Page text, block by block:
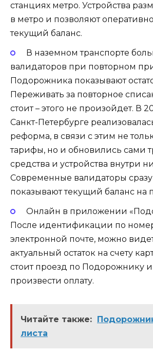
станциях метро. Устройства
в метро и позволяют
текущий баланс.
В наземном транспорте
валидаторов при повторном
Подорожника показывают
Переживать за повторное
стоит – этого не произойдет. В
Санкт-Петербурге
реформа, в связи с этим не
тарифы, но и обновились сами
средства и устройства внутри
Современные валидаторы сразу
показывают текущий баланс на
Онлайн в приложении
После идентификации по
электронной почте, можно
актуальный остаток на счету
стоит проезд по Подорожнику и
произвести оплату.
Читайте также:
листа